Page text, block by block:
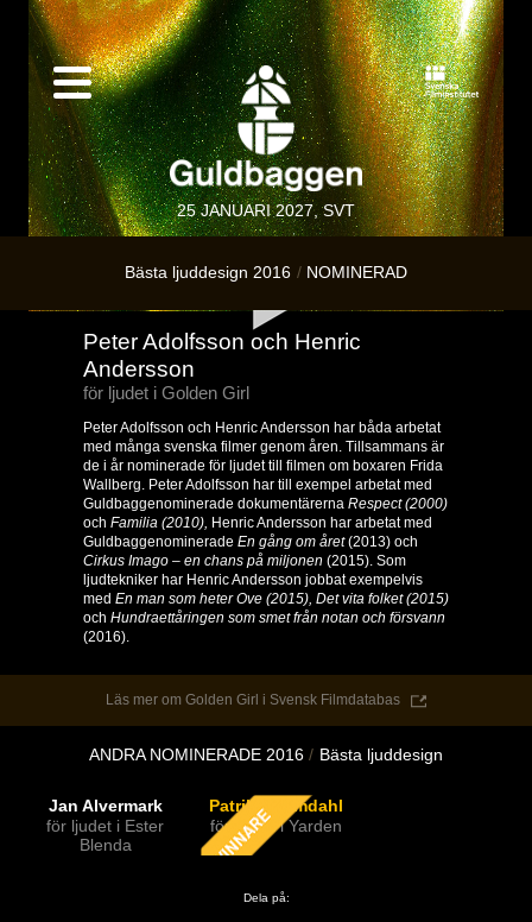
25 JANUARI 2027, SVT
Bästa ljuddesign 2016 NOMINERAD
Peter Adolfsson och Henric
Andersson
för ljudet i Golden Girl
Peter Adolfsson och Henric Andersson har båda arbetat
med många svenska filmer genom åren. Tillsammans är
de i år nominerade för ljudet till filmen om boxaren Frida
Wallberg. Peter Adolfsson har till exempel arbetat med
Guldbaggenominerade dokumentärernaRespect (2000)
och Familia (2010), Henric Andersson har arbetat med
Guldbaggenominerade En gång om året(2013) och
Cirkus Imago – en chans på miljonen (2015). Som
ljudtekniker har Henric Andersson jobbat exempelvis
med En man som heter Ove (2015), Det vita folket (2015)
och Hundraettåringen som smet från notan och försvann
(2016).
Läs mer om Golden Girl i Svensk Filmdatabas
ANDRA NOMINERADE 2016 Bästa ljuddesign
Jan Alvermark
för ljudet i Ester
Blenda
Patrik Strömdahl
för ljudet i Yarden
Dela på: